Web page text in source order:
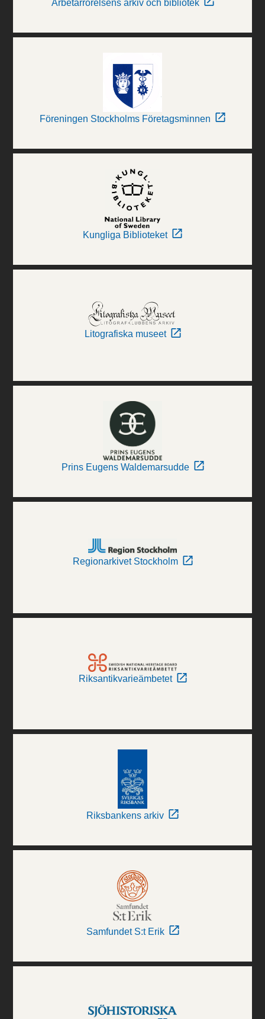
Arbetarrörelsens arkiv och bibliotek
Föreningen Stockholms Företagsminnen
Kungliga Biblioteket
Litografiska museet
Prins Eugens Waldemarsudde
Regionarkivet Stockholm
Riksantikvarieämbetet
Riksbankens arkiv
Samfundet S:t Erik